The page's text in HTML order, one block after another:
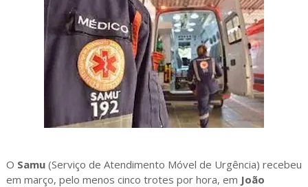
O Samu(Serviço de Atendimento Móvel de Urgência) recebeu
em março, pelo menos cinco trotes por hora, em João